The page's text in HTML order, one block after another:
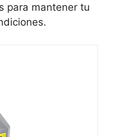
para mantener tu